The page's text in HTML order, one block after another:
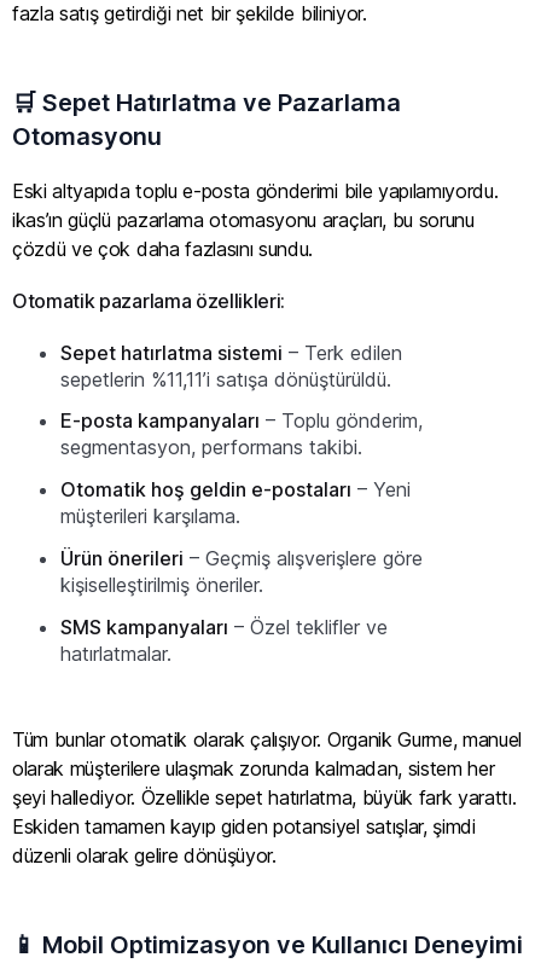
fazla satış getirdiği net bir şekilde biliniyor.
🛒 Sepet Hatırlatma ve Pazarlama
Otomasyonu
Eski altyapıda toplu e-posta gönderimi bile yapılamıyordu.
ikas’ın güçlü pazarlama otomasyonu araçları, bu sorunu
çözdü ve çok daha fazlasını sundu.
Otomatik pazarlama özellikleri:
Sepet hatırlatma sistemi – Terk edilen
sepetlerin %11,11’i satışa dönüştürüldü.
E-posta kampanyaları – Toplu gönderim,
segmentasyon, performans takibi.
Otomatik hoş geldin e-postaları – Yeni
müşterileri karşılama.
Ürün önerileri – Geçmiş alışverişlere göre
kişiselleştirilmiş öneriler.
SMS kampanyaları – Özel teklifler ve
hatırlatmalar.
Tüm bunlar otomatik olarak çalışıyor. Organik Gurme, manuel
olarak müşterilere ulaşmak zorunda kalmadan, sistem her
şeyi hallediyor. Özellikle sepet hatırlatma, büyük fark yarattı.
Eskiden tamamen kayıp giden potansiyel satışlar, şimdi
düzenli olarak gelire dönüşüyor.
📱 Mobil Optimizasyon ve Kullanıcı Deneyimi